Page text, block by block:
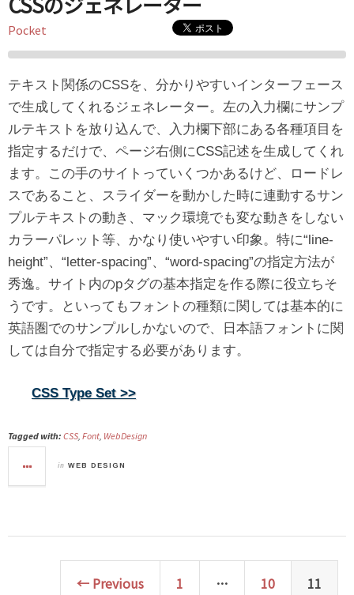
Pocket
テキスト関係のCSSを、分かりやすいインターフェース
で生成してくれるジェネレーター。左の入力欄にサンプ
ルテキストを放り込んで、入力欄下部にある各種項目を
指定するだけで、ページ右側にCSS記述を生成してくれ
ます。この手のサイトっていくつかあるけど、ロードレ
スであること、スライダーを動かした時に連動するサン
プルテキストの動き、マック環境でも変な動きをしない
カラーパレット等、かなり使いやすい印象。特に“line-
height”、“letter-spacing”、“word-spacing”の指定方法が
秀逸。サイト内のpタグの基本指定を作る際に役立ちそ
うです。といってもフォントの種類に関しては基本的に
英語圏でのサンプルしかないので、日本語フォントに関
しては自分で指定する必要があります。
CSS Type Set >>
Tagged with: CSS, Font, WebDesign
in WEB DESIGN
← Previous 1 … 10 11